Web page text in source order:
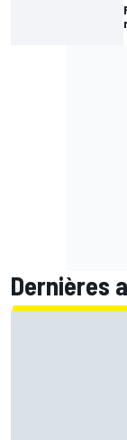
Dernières